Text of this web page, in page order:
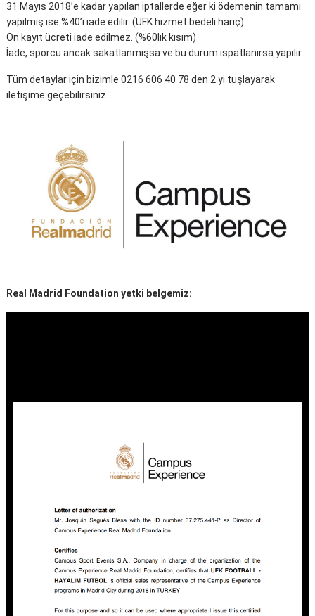
31 Mayıs 2018’e kadar yapılan iptallerde eğer ki ödemenin tamamı
yapılmış ise %40’ı iade edilir. (UFK hizmet bedeli hariç)
Ön kayıt ücreti iade edilmez. (%60lık kısım)
İade, sporcu ancak sakatlanmışsa ve bu durum ispatlanırsa yapılır.
Tüm detaylar için bizimle 0216 606 40 78 den 2 yi tuşlayarak
iletişime geçebilirsiniz.
Real Madrid Foundation yetki belgemiz: